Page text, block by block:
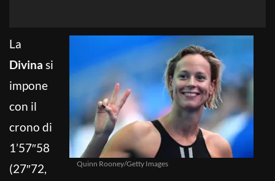
Quinn Rooney/Getty Images
La
Divina si
impone
con il
crono di
1’57″58
(27″72,